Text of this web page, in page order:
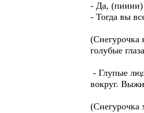
- Да,
- Тогда вы
(Снегурочка
голубые
- Глупые
вокруг.
(Снегурочка